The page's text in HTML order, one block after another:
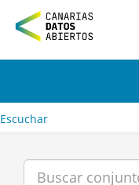
n
tEscuchar